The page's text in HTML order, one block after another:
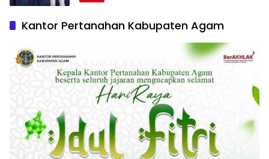
Kantor Pertanahan Kabupaten Agam